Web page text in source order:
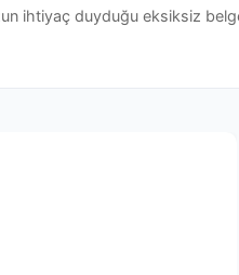
ihtiyaç duyduğu eksiksiz